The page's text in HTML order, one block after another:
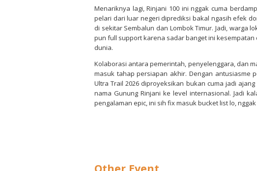
Menariknya lagi, Rinjani 100 ini nggak cuma
pelari dari luar negeri diprediksi bakal ngasih efek
di sekitar Sembalun dan Lombok Timur. Jadi, warga
pun full support karena sadar banget ini
dunia.
Kolaborasi antara pemerintah, penyelenggara, dan
masuk tahap persiapan akhir. Dengan antusiasme
Ultra Trail 2026 diproyeksikan bukan cuma jadi
nama Gunung Rinjani ke level internasional. Jadi
pengalaman epic, ini sih fix masuk bucket list lo,